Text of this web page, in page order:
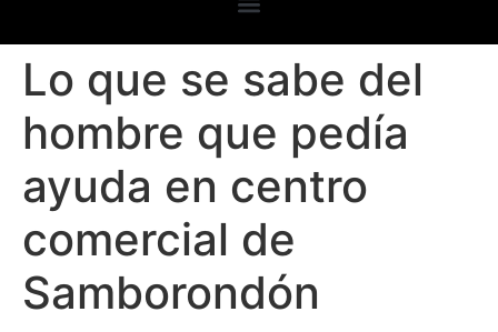
Lo que se sabe del
hombre que pedía
ayuda en centro
comercial de
Samborondón